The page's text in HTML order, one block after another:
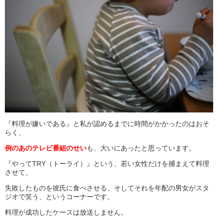
『料理が嫌いである』と私が認めるまでに時間がかかったのはおそ
らく、
例のあのテレビ番組のせいも、大いにあったと思っています。
『やってTRY（トーライ）』という、若い女性だけを捕まえて料理
させて、
失敗したものを彼氏に食べさせる、そしてそれを年配の男女がスタ
ジオで笑う、というコーナーです。
料理が成功したケースは放送しません。